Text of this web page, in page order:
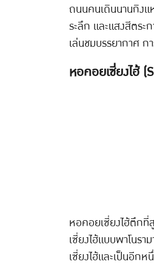
ถนนคนเดินนานกิงแ
ระลึก และแสงสีตระ
เล่นชมบรรยากาศ ก
หอคอยเซี่ยงไฮ้
หอคอยเซี่ยงไฮ้ตึกที่
เซี่ยงไฮ้แบบพาโนร
เซี่ยงไฮ้และเป็นอีก